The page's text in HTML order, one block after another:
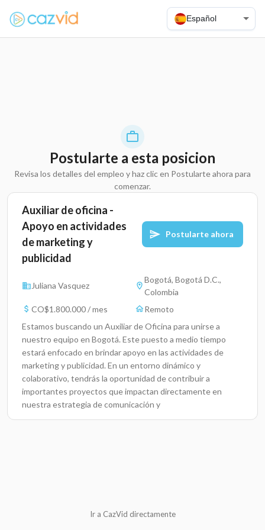
Español
Postularte a esta posicion
Revisa los detalles del empleo y haz clic en Postularte ahora para
comenzar.
Auxiliar de oficina -
Apoyo en actividades
de marketing y
publicidad
Postularte ahora
Juliana Vasquez
Bogotá, Bogotá D.C.,
Colombia
CO$1.800.000 / mes
Remoto
Estamos buscando un Auxiliar de Oficina para unirse a
nuestro equipo en Bogotá. Este puesto a medio tiempo
estará enfocado en brindar apoyo en las actividades de
marketing y publicidad. En un entorno dinámico y
colaborativo, tendrás la oportunidad de contribuir a
importantes proyectos que impactan directamente en
nuestra estrategia de comunicación y
promoción.Responsabilidades ClaveAsistir en la
Ir a CazVid directamente